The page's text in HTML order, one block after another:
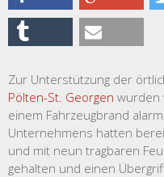
Zur Unterstützung der
Pölten-St. Georgen wurden
einem Fahrzeugbrand
Unternehmens hatten
und mit neun tragbaren
gehalten und einen